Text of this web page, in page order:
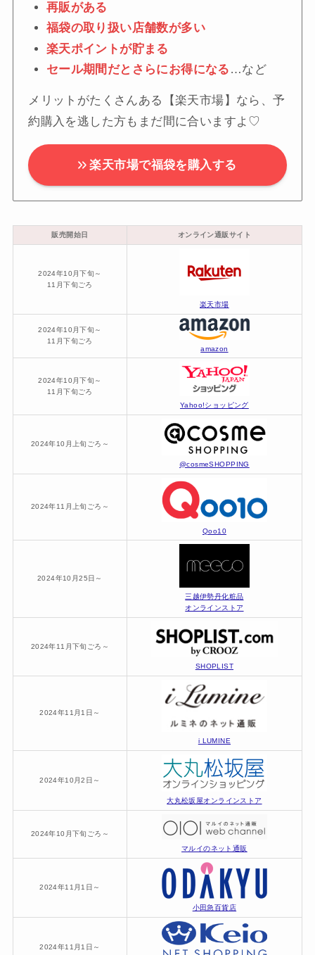
再販がある
福袋の取り扱い店舗数が多い
楽天ポイントが貯まる
セール期間だとさらにお得になる …など
メリットがたくさんある【楽天市場】なら、予
約購入を逃した方もまだ間に合いますよ♡
楽天市場で福袋を購入する
販売開始日 オンライン通販サイト
2024年10月下旬～
11月下旬ごろ
楽天市場
2024年10月下旬～
11月下旬ごろ
amazon
2024年10月下旬～
11月下旬ごろ
Yahoo!ショッピング
2024年10月上旬ごろ～
@cosmeSHOPPING
2024年11月上旬ごろ～
Qoo10
2024年10月25日～
三越伊勢丹化粧品
オンラインストア
2024年11月下旬ごろ～
SHOPLIST
2024年11月1日～
i LUMINE
2024年10月2日～
大丸松坂屋オンラインストア
2024年10月下旬ごろ～
マルイのネット通販
2024年11月1日～
小田急百貨店
2024年11月1日～